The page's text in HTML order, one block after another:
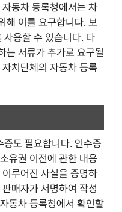
동차 등록청에서는 차
해 이를 요구합니다. 보
사용할 수 있습니다. 다
는 서류가 추가로 요구될
치단체의 자동차 등록
도 필요합니다. 인수증
유권 이전에 관한 내용
루어진 사실을 증명하
매자가 서명하여 작성
동차 등록청에서 확인할